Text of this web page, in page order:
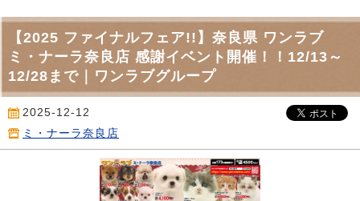
【2025 ファイナルフェア!!】奈良県 ワンラブ
ミ・ナーラ奈良店 感謝イベント開催！！12/13～
12/28まで｜ワンラブグループ
2025-12-12
ミ・ナーラ奈良店